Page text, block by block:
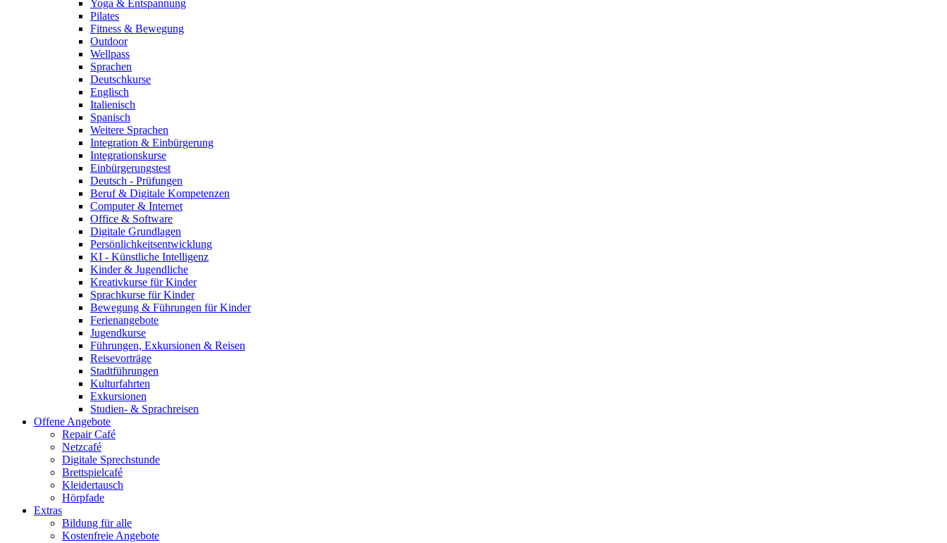
Yoga & Entspannung
Pilates
Fitness & Bewegung
Outdoor
Wellpass
Sprachen
Deutschkurse
Englisch
Italienisch
Spanisch
Weitere Sprachen
Integration & Einbürgerung
Integrationskurse
Einbürgerungstest
Deutsch - Prüfungen
Beruf & Digitale Kompetenzen
Computer & Internet
Office & Software
Digitale Grundlagen
Persönlichkeitsentwicklung
KI - Künstliche Intelligenz
Kinder & Jugendliche
Kreativkurse für Kinder
Sprachkurse für Kinder
Bewegung & Führungen für Kinder
Ferienangebote
Jugendkurse
Führungen, Exkursionen & Reisen
Reisevorträge
Stadtführungen
Kulturfahrten
Exkursionen
Studien- & Sprachreisen
Offene Angebote
Repair Café
Netzcafé
Digitale Sprechstunde
Brettspielcafé
Kleidertausch
Hörpfade
Extras
Bildung für alle
Kostenfreie Angebote